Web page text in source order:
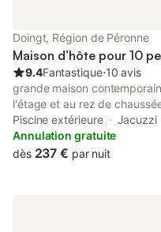
Doingt, Région de Péronne
Maison d’hôte pour 10
9.4Fantastique⋅10 avis
grande maison
l'étage et au rez de
donne sur un grand séjour
terrasse et le jardin avec
Piscine extérieure Jacuzzi
Annulation gratuite
dès 237 € par nuit